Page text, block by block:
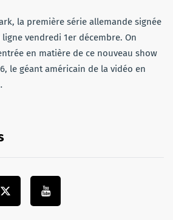
la première série allemande signée
vendredi 1er décembre. On
en matière de ce nouveau show
le géant américain de la vidéo en